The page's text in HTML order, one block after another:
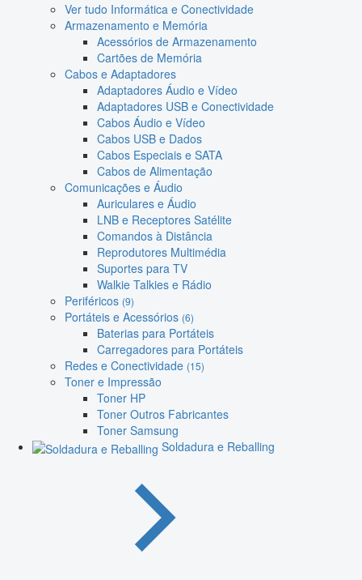
Ver tudo Informática e Conectividade
Armazenamento e Memória
Acessórios de Armazenamento
Cartões de Memória
Cabos e Adaptadores
Adaptadores Áudio e Vídeo
Adaptadores USB e Conectividade
Cabos Áudio e Vídeo
Cabos USB e Dados
Cabos Especiais e SATA
Cabos de Alimentação
Comunicações e Áudio
Auriculares e Áudio
LNB e Receptores Satélite
Comandos à Distância
Reprodutores Multimédia
Suportes para TV
Walkie Talkies e Rádio
Periféricos (9)
Portáteis e Acessórios (6)
Baterias para Portáteis
Carregadores para Portáteis
Redes e Conectividade (15)
Toner e Impressão
Toner HP
Toner Outros Fabricantes
Toner Samsung
Soldadura e Reballing